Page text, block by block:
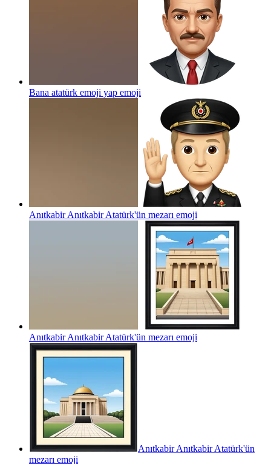
Bana atatürk emoji yap emoji
Anıtkabir Anıtkabir Atatürk'ün mezarı emoji
Anıtkabir Anıtkabir Atatürk'ün mezarı emoji
Anıtkabir Anıtkabir Atatürk'ün
mezarı emoji